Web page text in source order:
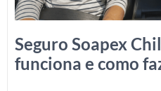
Seguro Soapex
funciona e como